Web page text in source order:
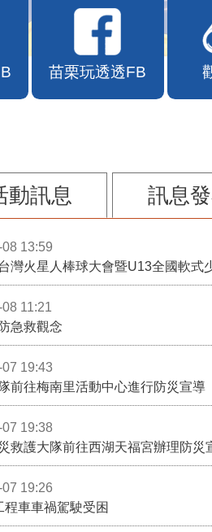
苗栗玩透透FB
動訊息 訊息
13:59
灣火星人棒球大會暨U13全國軟式
11:21
急救觀念
19:43
前往梅南里活動中心進行防災宣導
19:38
救護大隊前往西湖天福宮辦理防災
19:26
程車車禍駕駛受困